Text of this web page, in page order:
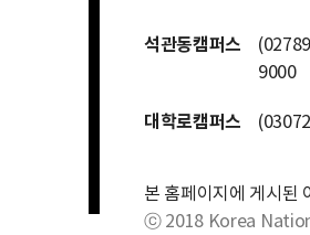
석관동캠퍼스
9000
대학로캠퍼스
본 홈페이지에 게시된
ⓒ 2018 Korea